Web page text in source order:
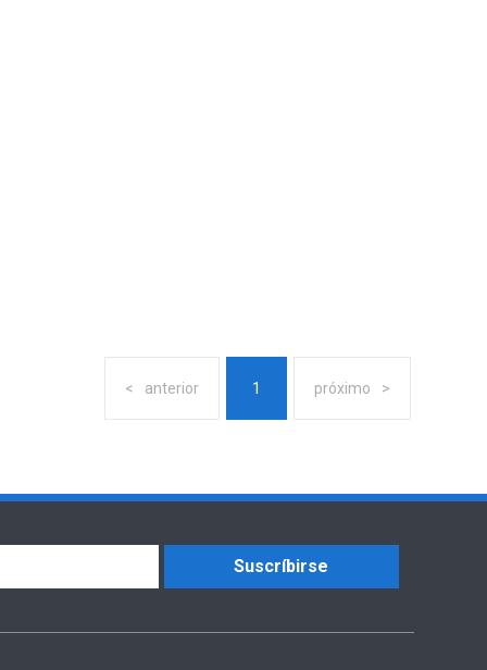
anterior 1 próximo
Suscríbirse